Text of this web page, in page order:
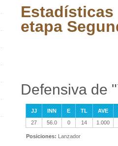
Estadísticas
etapa
Defensiva de
JJ INN E TL
AVE
27
56.0 0 14 1.000
Posiciones: Lanzador